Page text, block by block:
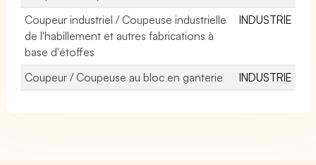
Coupeur industriel / Coupeuse industrielle
de l'habillement et autres fabrications à
base d'étoffes
INDUSTRIE
Coupeur / Coupeuse au bloc en ganterie INDUSTRIE